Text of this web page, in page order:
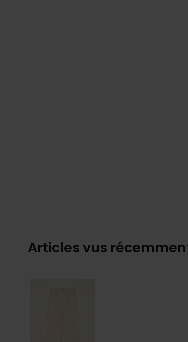
Articles vus